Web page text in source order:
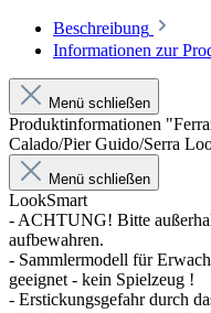
Beschreibung
Informationen zur
Menü schließen
Produktinformationen
Calado/Pier Guido/Serra
Menü schließen
LookSmart
- ACHTUNG! Bitte
aufbewahren.
- Sammlermodell für
geeignet - kein Spielzeug !
- Erstickungsgefahr durch